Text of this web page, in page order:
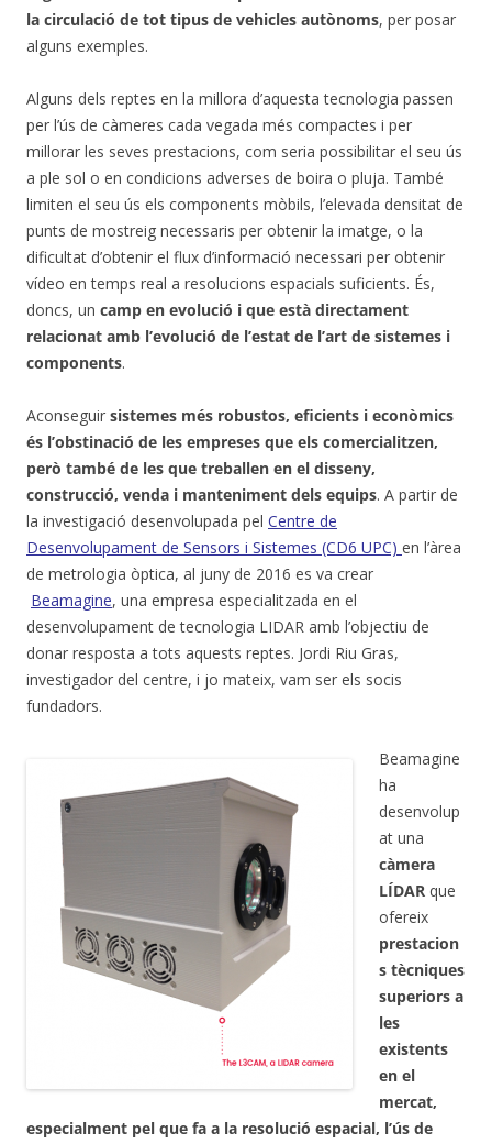
la circulació de tot tipus de vehicles autònoms, per posar
alguns exemples.
Alguns dels reptes en la millora d’aquesta tecnologia passen
per l’ús de càmeres cada vegada més compactes i per
millorar les seves prestacions, com seria possibilitar el seu ús
a ple sol o en condicions adverses de boira o pluja. També
limiten el seu ús els components mòbils, l’elevada densitat de
punts de mostreig necessaris per obtenir la imatge, o la
dificultat d’obtenir el flux d’informació necessari per obtenir
vídeo en temps real a resolucions espacials suficients. És,
doncs, un camp en evolució i que està directament
relacionat amb l’evolució de l’estat de l’art de sistemes i
components.
Aconseguir sistemes més robustos, eficients i econòmics
és l’obstinació de les empreses que els comercialitzen,
però també de les que treballen en el disseny,
construcció, venda i manteniment dels equips. A partir de
la investigació desenvolupada pel Centre de
Desenvolupament de Sensors i Sistemes (CD6 UPC) en l’àrea
de metrologia òptica, al juny de 2016 es va crear
Beamagine, una empresa especialitzada en el
desenvolupament de tecnologia LIDAR amb l’objectiu de
donar resposta a tots aquests reptes. Jordi Riu Gras,
investigador del centre, i jo mateix, vam ser els socis
fundadors.
Beamagine
ha
desenvolup
at una
càmera
LÍDAR que
ofereix
prestacion
s tècniques
superiors a
les
existents
en el
mercat,
especialment pel que fa a la resolució espacial, l’ús de